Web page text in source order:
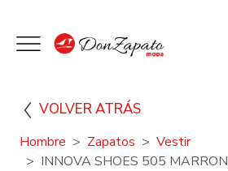
VOLVER ATRÁS
Hombre Zapatos
Vestir
INNOVA SHOES 505 MARRON